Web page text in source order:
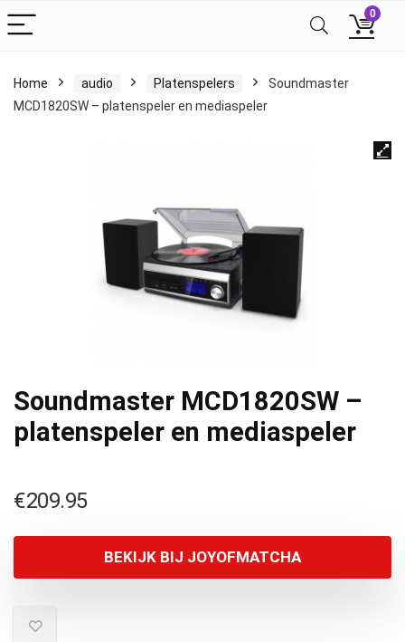
0
Home audio Platenspelers
Soundmaster
MCD1820SW – platenspeler en mediaspeler
Soundmaster MCD1820SW –
platenspeler en mediaspeler
€209.95
BEKIJK BIJ JOYOFMATCHA